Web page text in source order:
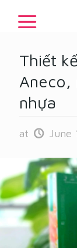
Thiết
Aneco,
nhựa
at June